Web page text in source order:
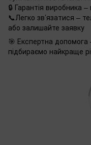
🔒 Гарантія виробника –
📞Легко зв’язатися –
або залишайте заявку
🎯 Експертна
підбираємо найкраще